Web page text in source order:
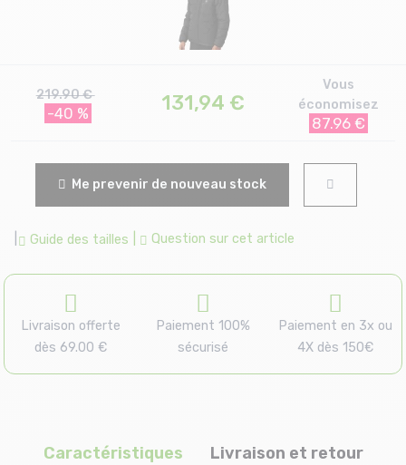
219.90 €
-40 % 131,94 €
Vous
économisez
87.96 €
Me prevenir de nouveau stock
Guide des tailles Question sur cet article
Livraison offerte
dès 69.00 €
Paiement 100%
sécurisé
Paiement en 3x ou
4X dès 150€
Caractéristiques Livraison et retour